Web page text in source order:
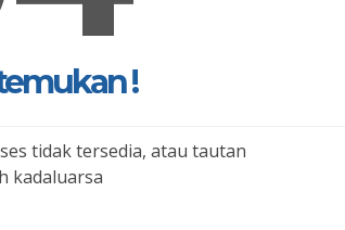
!
tidak tersedia, atau tautan
kadaluarsa